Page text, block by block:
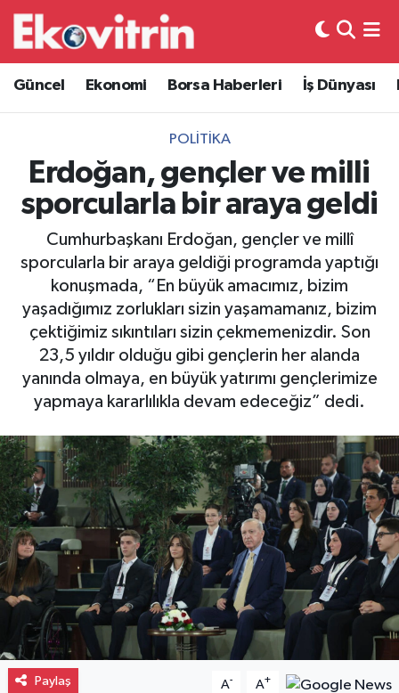
Güncel Ekonomi Borsa Haberleri İş Dünyası
POLITIKA
Erdoğan, gençler ve milli
sporcularla bir araya geldi
Cumhurbaşkanı Erdoğan, gençler ve millî
sporcularla bir araya geldiği programda yaptığı
konuşmada, “En büyük amacımız, bizim
yaşadığımız zorlukları sizin yaşamamanız, bizim
çektiğimiz sıkıntıları sizin çekmemenizdir. Son
23,5 yıldır olduğu gibi gençlerin her alanda
yanında olmaya, en büyük yatırımı gençlerimize
yapmaya kararlılıkla devam edeceğiz” dedi.
Paylaş A- A+
Güncel
Ekonomi
Borsa Haberleri
İş Dünyası
Lojistik
Otovitrin
Asayiş
Magazin
Spor
Eğitim
Hava Durumu
Trafik Durumu
Süper Lig Puan Durumu ve Fikstür
Tüm Manşetler
Son Dakika Haberleri
Haber Arşivi